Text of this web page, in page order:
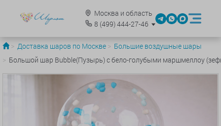
Москва и область
8 (499)444-27-46
Доставка шаров по Москве
Большие воздушные шары
Большой шар Bubble(Пузырь) с бело-голубыми маршмеллоу